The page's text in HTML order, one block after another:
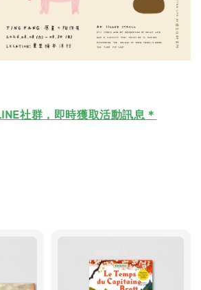
社群，即時獲取活動訊息＊